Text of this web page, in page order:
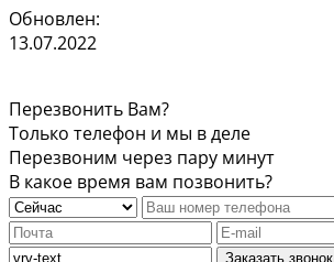
Обновлен:
13.07.2022
Перезвонить Вам?
Только телефон и мы в деле
Перезвоним через пару минут
В какое время вам позвонить?
Заказать звонок